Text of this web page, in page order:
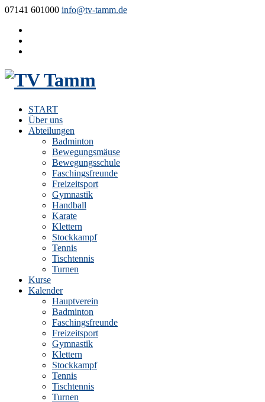
07141 601000 info@tv-tamm.de
START
Über uns
Abteilungen
Badminton
Bewegungsmäuse
Bewegungsschule
Faschingsfreunde
Freizeitsport
Gymnastik
Handball
Karate
Klettern
Stockkampf
Tennis
Tischtennis
Turnen
Kurse
Kalender
Hauptverein
Badminton
Faschingsfreunde
Freizeitsport
Gymnastik
Klettern
Stockkampf
Tennis
Tischtennis
Turnen